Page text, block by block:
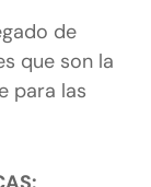
de
que son la
para las